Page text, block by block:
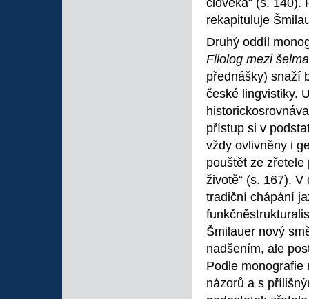
člověka“ (s. 140).
rekapituluje
Druhý oddíl
Filolog mezi
přednášky) snaží
české lingvistiky.
přístup si v
vždy ovlivněny i
pouštět ze
životě“ (s. 167).
tradiční chápání
Šmilauer nový
nadšením, ale
Podle monografie
názorů a s